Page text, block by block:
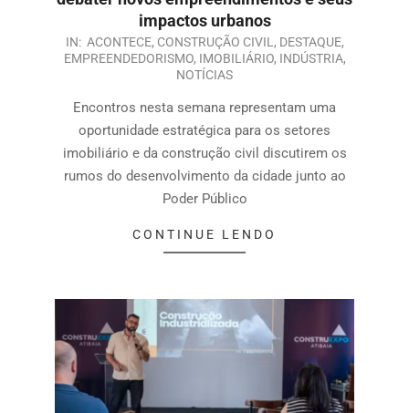
impactos urbanos
IN: ACONTECE, CONSTRUÇÃO CIVIL , DESTAQUE,
EMPREENDEDORISMO, IMOBILIÁRIO, INDÚSTRIA,
NOTÍCIAS
Encontros nesta semana representam uma
oportunidade estratégica para os setores
imobiliário e da construção civil discutirem os
rumos do desenvolvimento da cidade junto ao
Poder Público
CONTINUE LENDO